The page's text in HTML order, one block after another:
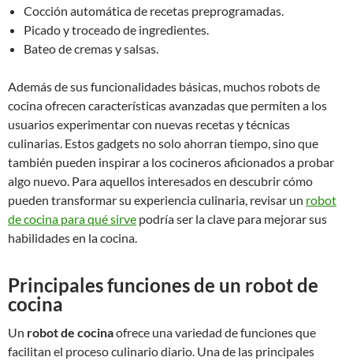
Cocción automática de recetas preprogramadas.
Picado y troceado de ingredientes.
Bateo de cremas y salsas.
Además de sus funcionalidades básicas, muchos robots de
cocina ofrecen características avanzadas que permiten a los
usuarios experimentar con nuevas recetas y técnicas
culinarias. Estos gadgets no solo ahorran tiempo, sino que
también pueden inspirar a los cocineros aficionados a probar
algo nuevo. Para aquellos interesados en descubrir cómo
pueden transformar su experiencia culinaria, revisar un robot
de cocina para qué sirve podría ser la clave para mejorar sus
habilidades en la cocina.
Principales funciones de un robot de
cocina
Un robot de cocinaofrece una variedad de funciones que
facilitan el proceso culinario diario. Una de las principales